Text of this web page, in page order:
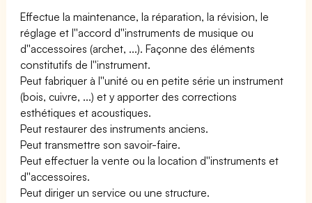
Effectue la maintenance, la réparation, la révision, le
réglage et l''accord d''instruments de musique ou
d''accessoires (archet, ...). Façonne des éléments
constitutifs de l''instrument.
Peut fabriquer à l''unité ou en petite série un instrument
(bois, cuivre, ...) et y apporter des corrections
esthétiques et acoustiques.
Peut restaurer des instruments anciens.
Peut transmettre son savoir-faire.
Peut effectuer la vente ou la location d''instruments et
d''accessoires.
Peut diriger un service ou une structure.